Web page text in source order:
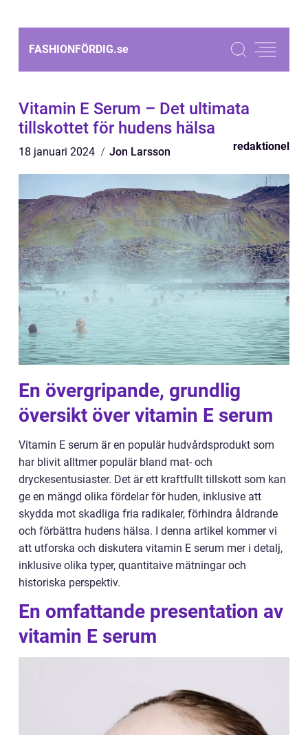
FASHIONFÖRDIG.se
Vitamin E Serum – Det ultimata
tillskottet för hudens hälsa
18 januari 2024 Jon Larsson redaktionel
En övergripande, grundlig
översikt över vitamin E serum
Vitamin E serum är en populär hudvårdsprodukt som
har blivit alltmer populär bland mat- och
dryckesentusiaster. Det är ett kraftfullt tillskott som kan
ge en mängd olika fördelar för huden, inklusive att
skydda mot skadliga fria radikaler, förhindra åldrande
och förbättra hudens hälsa. I denna artikel kommer vi
att utforska och diskutera vitamin E serum mer i detalj,
inklusive olika typer, quantitaive mätningar och
historiska perspektiv.
En omfattande presentation av
vitamin E serum